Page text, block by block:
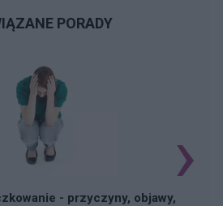
PORADY
- przyczyny, objawy,›